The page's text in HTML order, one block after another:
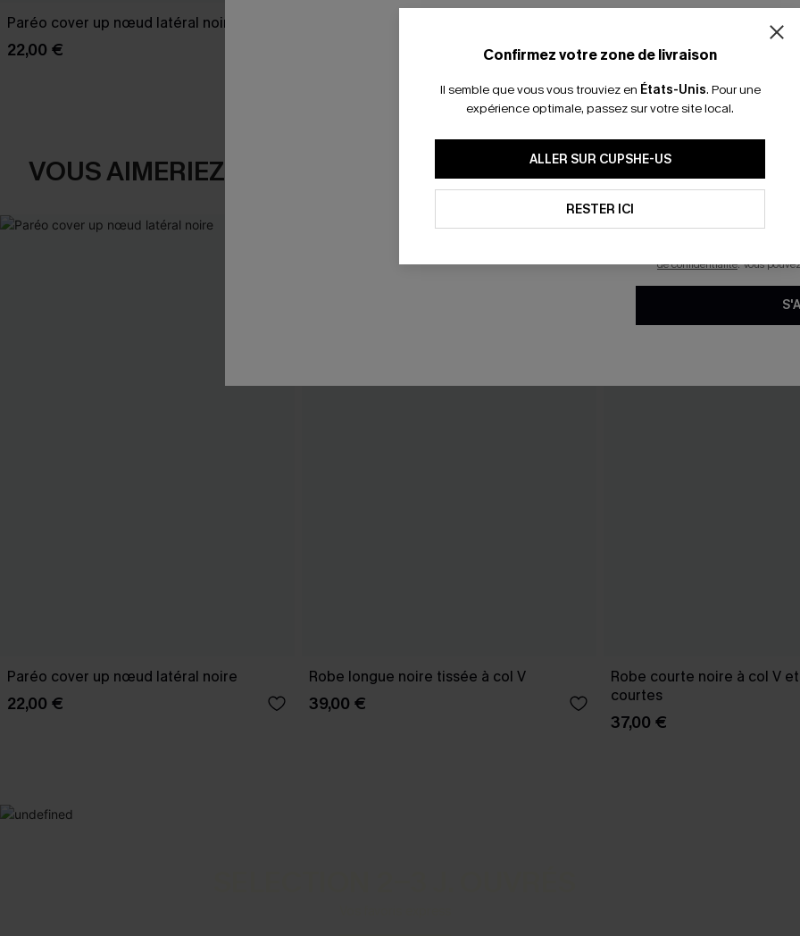
Paréo cover up nœud latéral noire
22,00 €
Robe courte noire à col V
VOUS AIMERIEZ AUSSI
Paréo cover up nœud latéral noire
22,00 €
Robe longue noire tissée à col V
39,00 €
Robe courte noire à col V
courtes
37,00 €
Confirmez votre zone de livraison
Il semble que vous vous trouviez en États-Unis. Pour une
expérience optimale, passez sur votre site local.
ALLER SUR CUPSHE-US
RESTER ICI
-15% dès 2
*Un code par
mails marketing (y compris
reconnaissez avoir pris
pouvons utiliser les données
de confidentialité. Vous